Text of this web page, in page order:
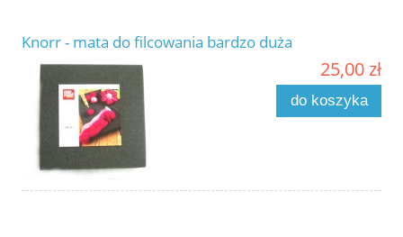
Knorr - mata do filcowania bardzo duża
25,00 zł
do koszyka